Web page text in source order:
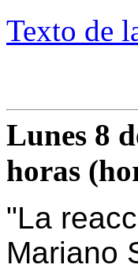
Texto de
Lunes 8
horas
"La
Mariano